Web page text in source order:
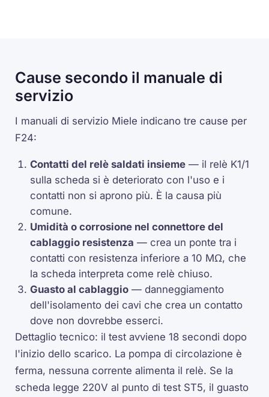
Cause secondo il manuale di
servizio
I manuali di servizio Miele indicano tre cause per
F24:
Contatti del relè saldati insieme — il relè K1/1
sulla scheda si è deteriorato con l'uso e i
contatti non si aprono più. È la causa più
comune.
Umidità o corrosione nel connettore del
cablaggio resistenza — crea un ponte tra i
contatti con resistenza inferiore a 10 MΩ, che
la scheda interpreta come relè chiuso.
Guasto al cablaggio — danneggiamento
dell'isolamento dei cavi che crea un contatto
dove non dovrebbe esserci.
Dettaglio tecnico: il test avviene 18 secondi dopo
l'inizio dello scarico. La pompa di circolazione è
ferma, nessuna corrente alimenta il relè. Se la
scheda legge 220V al punto di test ST5, il guasto